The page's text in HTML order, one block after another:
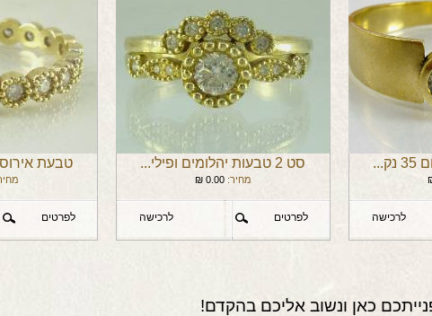
לרכישה
סט 2 טבעות יהלומים ופילי...
מחיר: 0.00
₪
לפרטים לרכישה
טבעת אירוסין
לפרטים
כאן ונשוב אליכם בהקדם!